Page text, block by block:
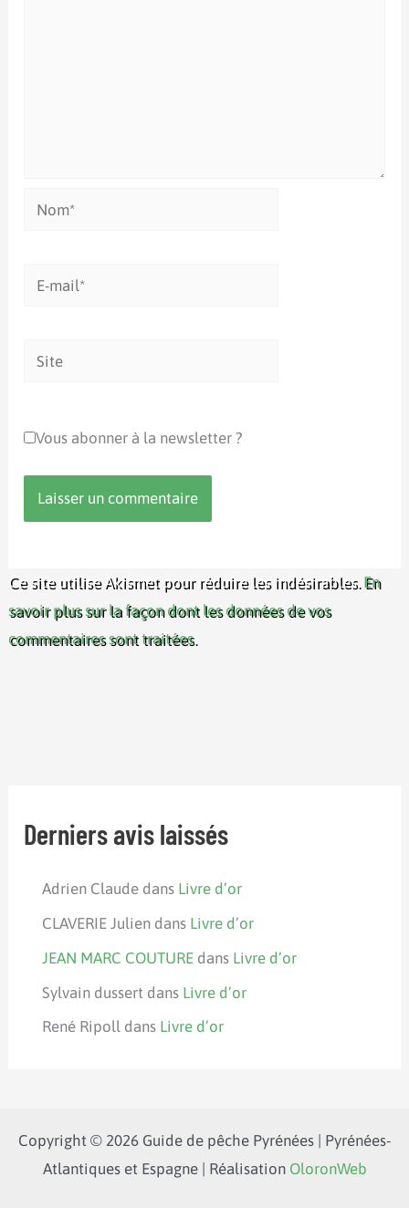
Nom*
Site
Vous abonner à la newsletter ?
Ce site utilise Akismet pour réduire les indésirables. En
savoir plus sur la façon dont les données de vos
commentaires sont traitées.
Derniers avis laissés
Adrien Claude dans Livre d’or
CLAVERIE Julien dans Livre d’or
JEAN MARC COUTURE dans Livre d’or
Sylvain dussert dans Livre d’or
René Ripoll dans Livre d’or
Copyright © 2026 Guide de pêche Pyrénées | Pyrénées-
Atlantiques et Espagne | Réalisation OloronWeb